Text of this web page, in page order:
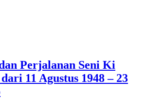
Perjalanan Seni Ki
11 Agustus 1948 – 23